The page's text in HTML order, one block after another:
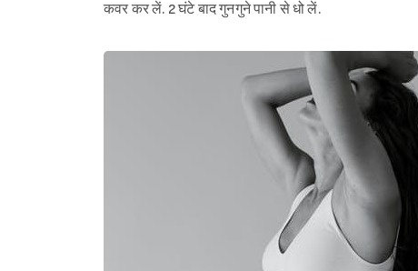
कवर कर लें. 2 घंटे बाद गुनगुने पानी से धो लें.